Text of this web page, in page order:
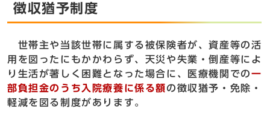
徴収猶予制度
世帯主や当該世帯に属する被保険者が、資産等の活
用を図ったにもかかわらず、天災や失業・倒産等によ
り生活が著しく困難となった場合に、医療機関での一
部負担金のうち入院療養に係る額の徴収猶予・免除・
軽減を図る制度があります。